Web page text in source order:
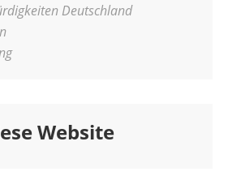
Deutschland
Website